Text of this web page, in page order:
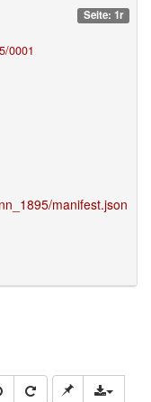
Seite: 1r
0001
manifest.json